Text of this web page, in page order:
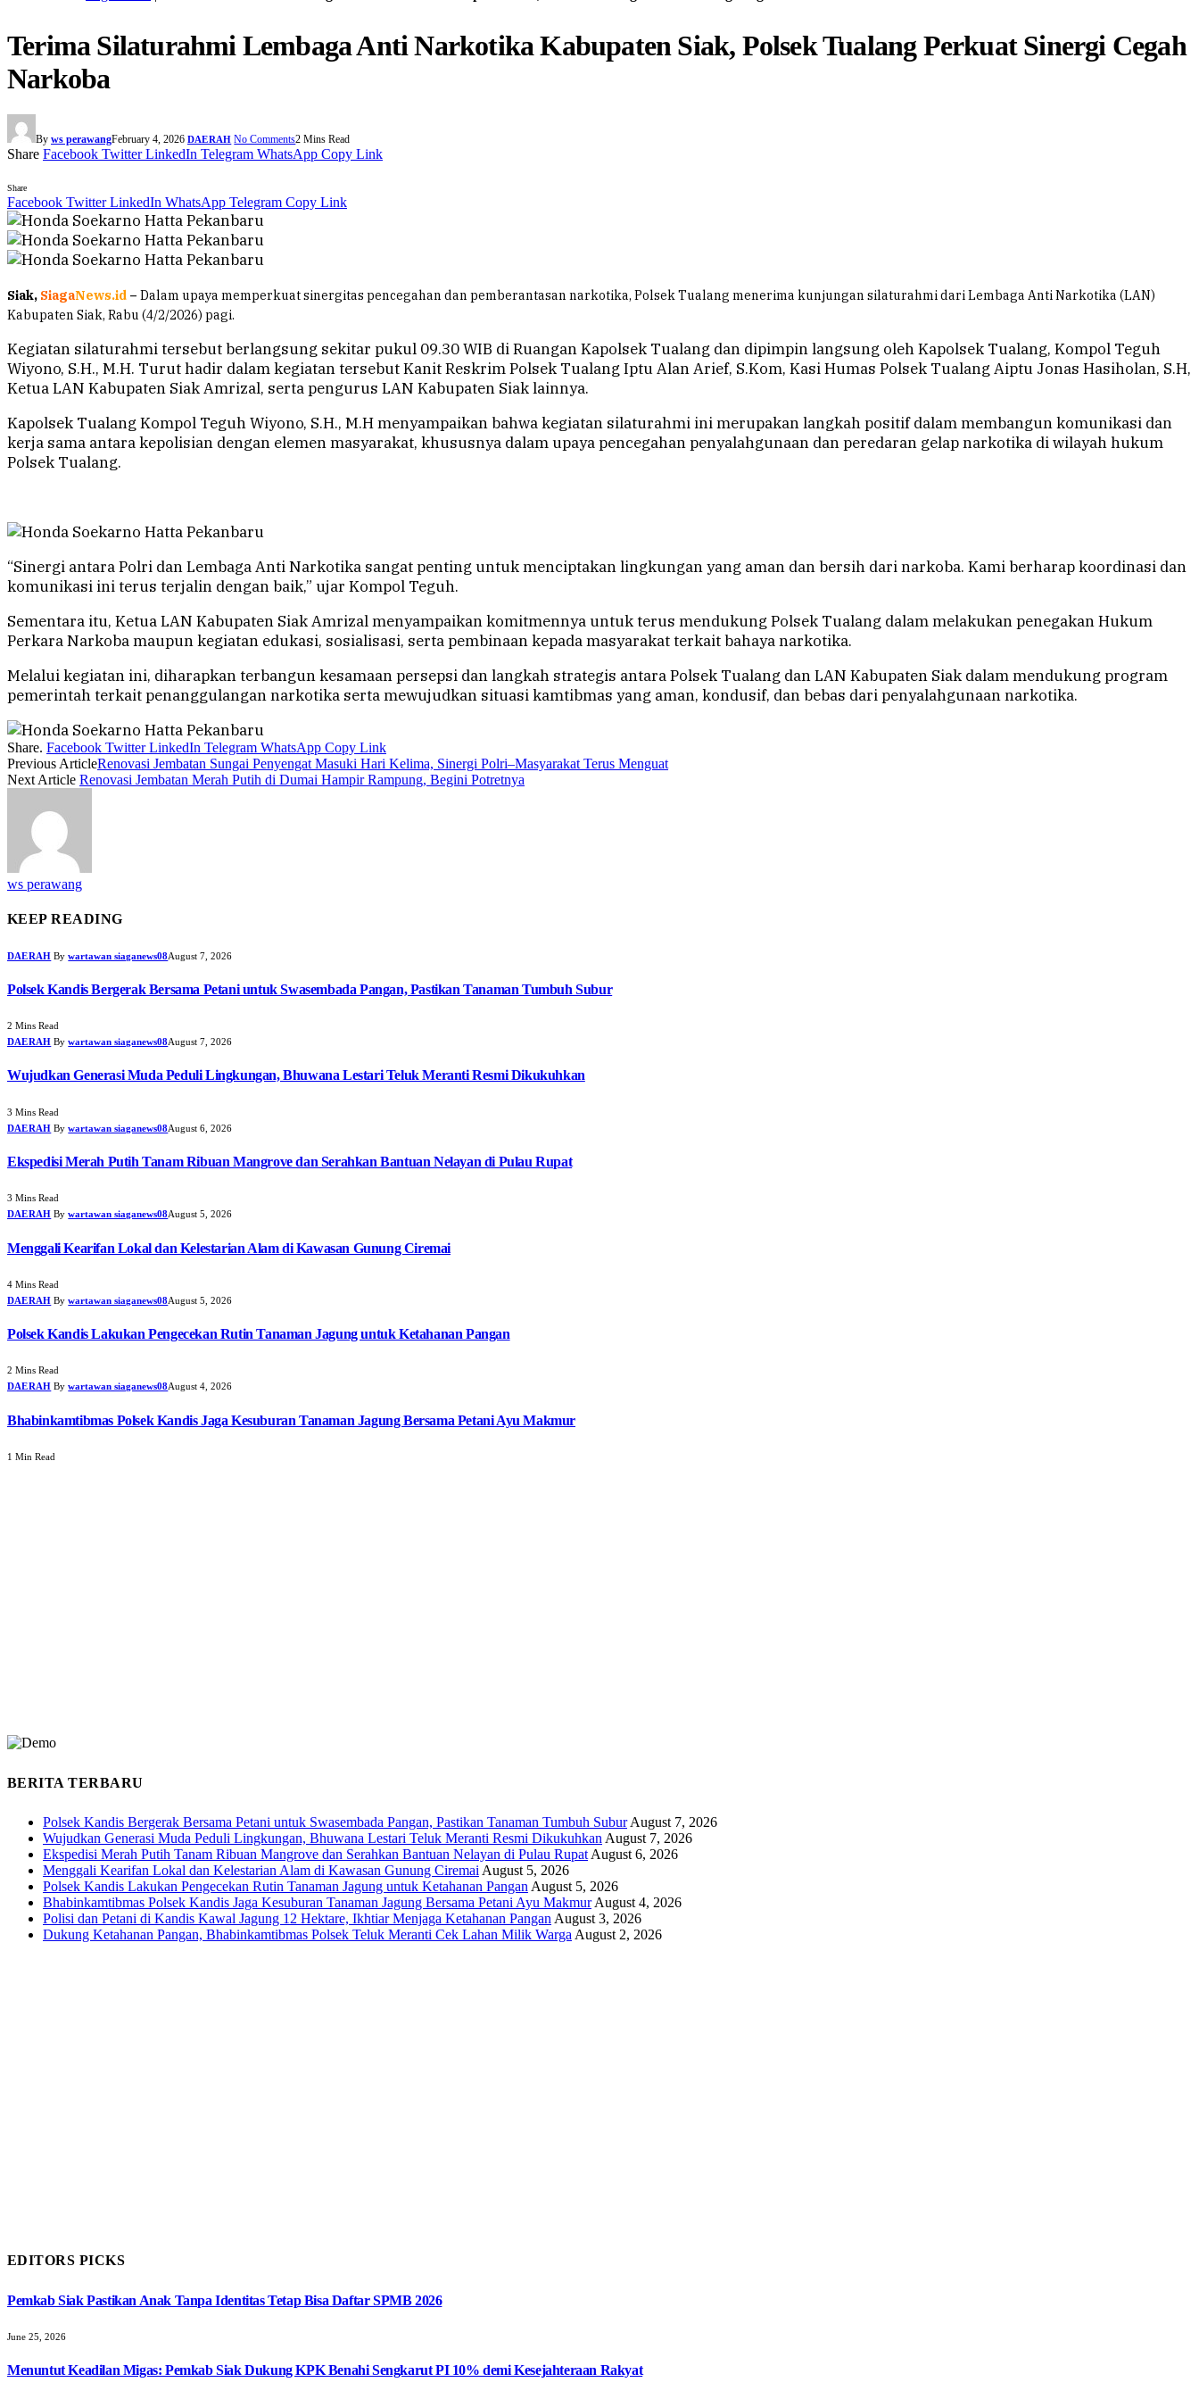
Terima Silaturahmi Lembaga Anti Narkotika Kabupaten Siak, Polsek Tualang Perkuat Sinergi Cegah
Narkoba
By ws perawangFebruary 4, 2026 DAERAH No Comments2 Mins Read
Share Facebook Twitter LinkedIn Telegram WhatsApp Copy Link
Share
Facebook Twitter LinkedIn WhatsApp Telegram Copy Link
Siak, SiagaNews.id – Dalam upaya memperkuat sinergitas pencegahan dan pemberantasan narkotika, Polsek Tualang menerima kunjungan silaturahmi dari Lembaga Anti Narkotika (LAN)
Kabupaten Siak, Rabu (4/2/2026) pagi.
Kegiatan silaturahmi tersebut berlangsung sekitar pukul 09.30 WIB di Ruangan Kapolsek Tualang dan dipimpin langsung oleh Kapolsek Tualang, Kompol Teguh
Wiyono, S.H., M.H. Turut hadir dalam kegiatan tersebut Kanit Reskrim Polsek Tualang Iptu Alan Arief, S.Kom, Kasi Humas Polsek Tualang Aiptu Jonas Hasiholan, S.H,
Ketua LAN Kabupaten Siak Amrizal, serta pengurus LAN Kabupaten Siak lainnya.
Kapolsek Tualang Kompol Teguh Wiyono, S.H., M.H menyampaikan bahwa kegiatan silaturahmi ini merupakan langkah positif dalam membangun komunikasi dan
kerja sama antara kepolisian dengan elemen masyarakat, khususnya dalam upaya pencegahan penyalahgunaan dan peredaran gelap narkotika di wilayah hukum
Polsek Tualang.
“Sinergi antara Polri dan Lembaga Anti Narkotika sangat penting untuk menciptakan lingkungan yang aman dan bersih dari narkoba. Kami berharap koordinasi dan
komunikasi ini terus terjalin dengan baik,” ujar Kompol Teguh.
Sementara itu, Ketua LAN Kabupaten Siak Amrizal menyampaikan komitmennya untuk terus mendukung Polsek Tualang dalam melakukan penegakan Hukum
Perkara Narkoba maupun kegiatan edukasi, sosialisasi, serta pembinaan kepada masyarakat terkait bahaya narkotika.
Melalui kegiatan ini, diharapkan terbangun kesamaan persepsi dan langkah strategis antara Polsek Tualang dan LAN Kabupaten Siak dalam mendukung program
pemerintah terkait penanggulangan narkotika serta mewujudkan situasi kamtibmas yang aman, kondusif, dan bebas dari penyalahgunaan narkotika.
Share. Facebook Twitter LinkedIn Telegram WhatsApp Copy Link
Previous ArticleRenovasi Jembatan Sungai Penyengat Masuki Hari Kelima, Sinergi Polri–Masyarakat Terus Menguat
Next Article Renovasi Jembatan Merah Putih di Dumai Hampir Rampung, Begini Potretnya
ws perawang
KEEP READING
DAERAH By wartawan siaganews08August 7, 2026
Polsek Kandis Bergerak Bersama Petani untuk Swasembada Pangan, Pastikan Tanaman Tumbuh Subur
2 Mins Read
DAERAH By wartawan siaganews08August 7, 2026
Wujudkan Generasi Muda Peduli Lingkungan, Bhuwana Lestari Teluk Meranti Resmi Dikukuhkan
3 Mins Read
DAERAH By wartawan siaganews08August 6, 2026
Ekspedisi Merah Putih Tanam Ribuan Mangrove dan Serahkan Bantuan Nelayan di Pulau Rupat
3 Mins Read
DAERAH By wartawan siaganews08August 5, 2026
Menggali Kearifan Lokal dan Kelestarian Alam di Kawasan Gunung Ciremai
4 Mins Read
DAERAH By wartawan siaganews08August 5, 2026
Polsek Kandis Lakukan Pengecekan Rutin Tanaman Jagung untuk Ketahanan Pangan
2 Mins Read
DAERAH By wartawan siaganews08August 4, 2026
Bhabinkamtibmas Polsek Kandis Jaga Kesuburan Tanaman Jagung Bersama Petani Ayu Makmur
1 Min Read
BERITA TERBARU
Polsek Kandis Bergerak Bersama Petani untuk Swasembada Pangan, Pastikan Tanaman Tumbuh Subur August 7, 2026
Wujudkan Generasi Muda Peduli Lingkungan, Bhuwana Lestari Teluk Meranti Resmi Dikukuhkan August 7, 2026
Ekspedisi Merah Putih Tanam Ribuan Mangrove dan Serahkan Bantuan Nelayan di Pulau Rupat August 6, 2026
Menggali Kearifan Lokal dan Kelestarian Alam di Kawasan Gunung Ciremai August 5, 2026
Polsek Kandis Lakukan Pengecekan Rutin Tanaman Jagung untuk Ketahanan Pangan August 5, 2026
Bhabinkamtibmas Polsek Kandis Jaga Kesuburan Tanaman Jagung Bersama Petani Ayu Makmur August 4, 2026
Polisi dan Petani di Kandis Kawal Jagung 12 Hektare, Ikhtiar Menjaga Ketahanan Pangan August 3, 2026
Dukung Ketahanan Pangan, Bhabinkamtibmas Polsek Teluk Meranti Cek Lahan Milik Warga August 2, 2026
EDITORS PICKS
Pemkab Siak Pastikan Anak Tanpa Identitas Tetap Bisa Daftar SPMB 2026
June 25, 2026
Menuntut Keadilan Migas: Pemkab Siak Dukung KPK Benahi Sengkarut PI 10% demi Kesejahteraan Rakyat